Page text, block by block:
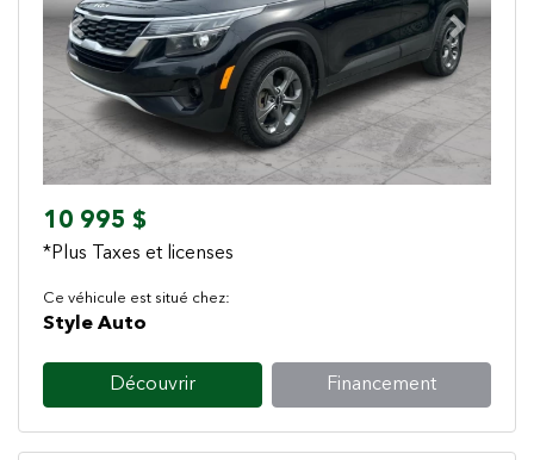
Previous Next
10 995 $
*Plus Taxes et licenses
Ce véhicule est situé chez:
Style Auto
Découvrir Financement